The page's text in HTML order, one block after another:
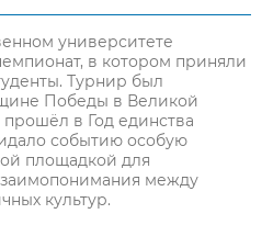
университете
в котором приняли
Турнир был
Победы в Великой
в Год единства
событию особую
площадкой для
между
культур.